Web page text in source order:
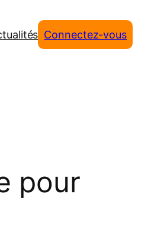
Connectez-vous
pour